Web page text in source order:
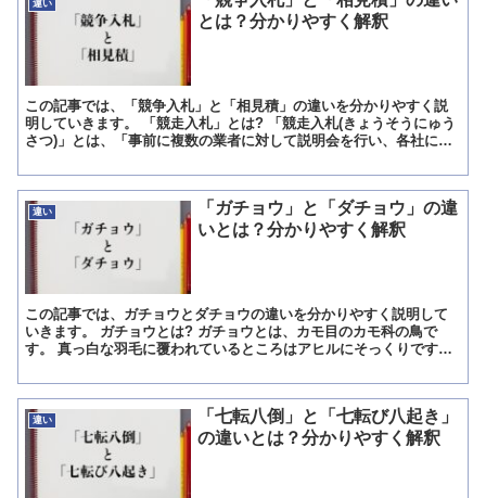
違い
とは？分かりやすく解釈
この記事では、「競争入札」と「相見積」の違いを分かりやすく説
明していきます。 「競走入札」とは? 「競走入札(きょうそうにゅう
さつ)」とは、「事前に複数の業者に対して説明会を行い、各社にそ
違い
「ガチョウ」と「ダチョウ」の違
いとは？分かりやすく解釈
この記事では、ガチョウとダチョウの違いを分かりやすく説明して
いきます。 ガチョウとは? ガチョウとは、カモ目のカモ科の鳥で
す。 真っ白な羽毛に覆われているところはアヒルにそっくりです。
違い
「七転八倒」と「七転び八起き」
の違いとは？分かりやすく解釈